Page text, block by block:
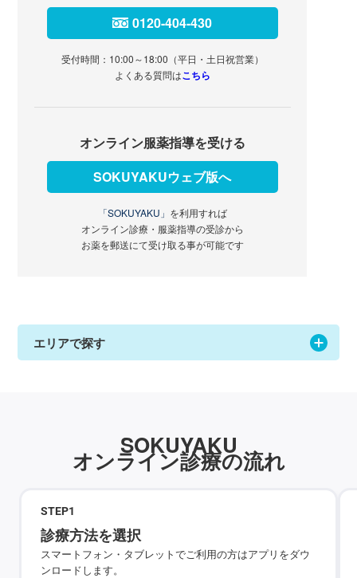
0120-404-430
受付時間：10:00～18:00（平日・土日祝営業）
よくある質問はこちら
オンライン服薬指導を受ける
SOKUYAKUウェブ版へ
「SOKUYAKU」 を利用すれば
オンライン診療・服薬指導の受診から
お薬を郵送にて受け取る事が可能です
エリアで探す
SOKUYAKU
オンライン診療の流れ
STEP1
診療方法を選択
スマートフォン・タブレットでご利用の方はアプリをダウ
ンロードします。